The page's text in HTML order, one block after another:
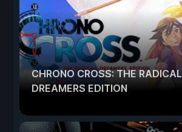
CHRONO CROSS: THE RADICAL
DREAMERS EDITION